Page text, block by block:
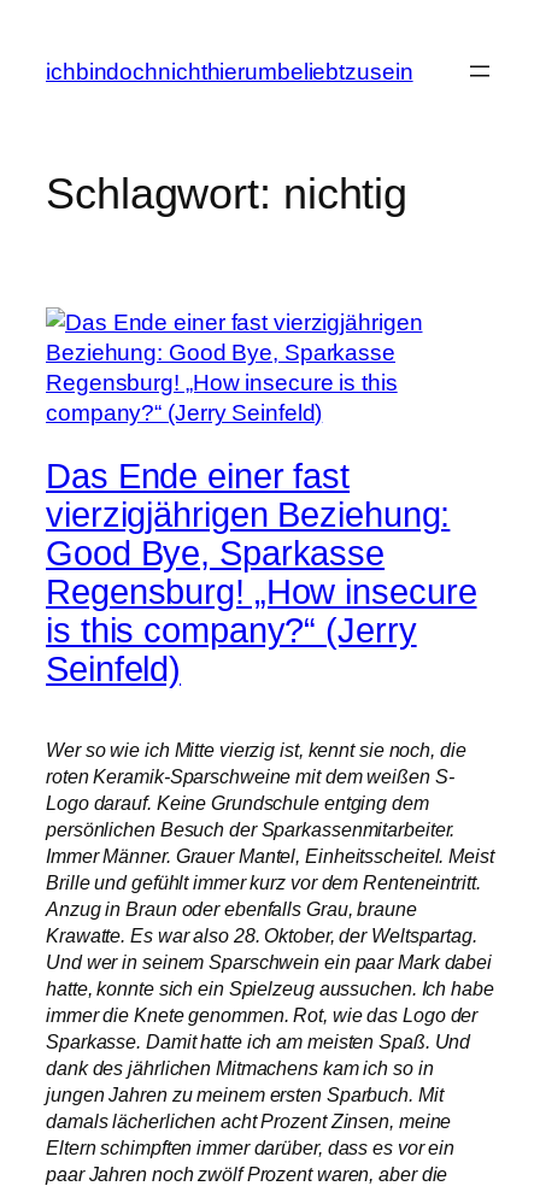
springen
ichbindochnichthierumbeliebtzusein
Schlagwort: nichtig
Das Ende einer fast
vierzigjährigen Beziehung:
Good Bye, Sparkasse
Regensburg! „How insecure
is this company?“ (Jerry
Seinfeld)
Wer so wie ich Mitte vierzig ist, kennt sie noch, die
roten Keramik-Sparschweine mit dem weißen S-
Logo darauf. Keine Grundschule entging dem
persönlichen Besuch der Sparkassenmitarbeiter.
Immer Männer. Grauer Mantel, Einheitsscheitel. Meist
Brille und gefühlt immer kurz vor dem Renteneintritt.
Anzug in Braun oder ebenfalls Grau, braune
Krawatte. Es war also 28. Oktober, der Weltspartag.
Und wer in seinem Sparschwein ein paar Mark dabei
hatte, konnte sich ein Spielzeug aussuchen. Ich habe
immer die Knete genommen. Rot, wie das Logo der
Sparkasse. Damit hatte ich am meisten Spaß. Und
dank des jährlichen Mitmachens kam ich so in
jungen Jahren zu meinem ersten Sparbuch. Mit
damals lächerlichen acht Prozent Zinsen, meine
Eltern schimpften immer darüber, dass es vor ein
paar Jahren noch zwölf Prozent waren, aber die